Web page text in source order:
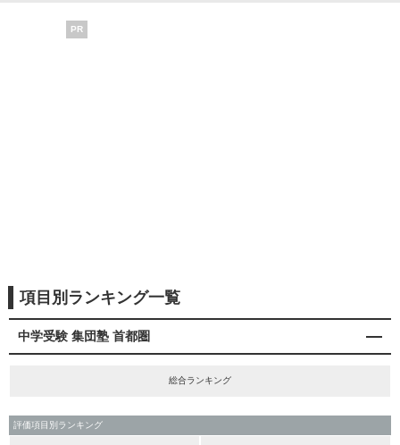
PR
項目別ランキング一覧
中学受験 集団塾 首都圏
総合ランキング
評価項目別ランキング